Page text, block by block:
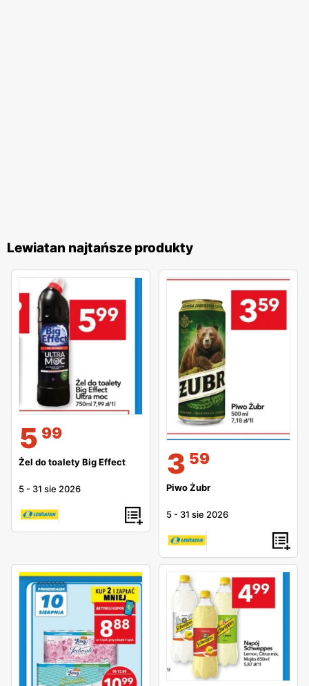
Lewiatan najtańsze produkty
5 99
Żel do toalety Big Effect
5 - 31 sie 2026
3 59
Piwo Żubr
5 - 31 sie 2026